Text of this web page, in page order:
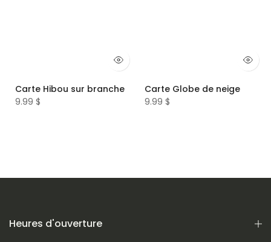
Carte Hibou sur branche
9.99 $
Carte Globe de neige
9.99 $
Heures d'ouverture